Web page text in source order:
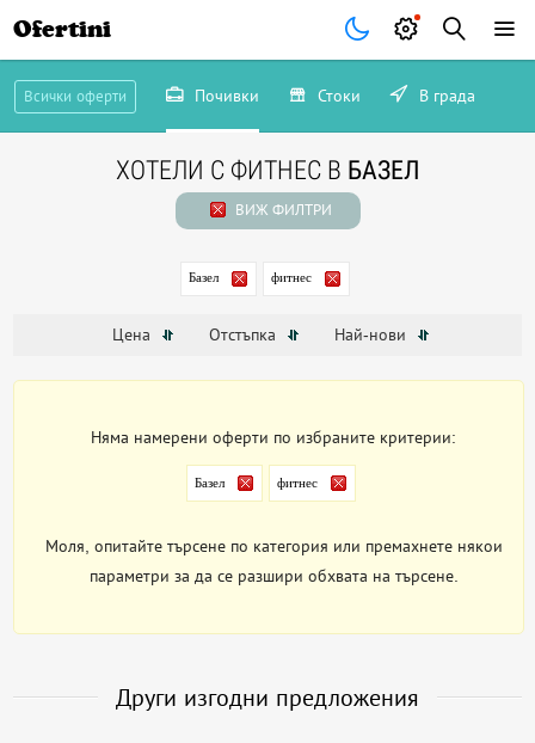
Ofertini
Всички оферти Почивки Стоки В града
ХОТЕЛИ С ФИТНЕС В БАЗЕЛ
ВИЖ ФИЛТРИ
Базел фитнес
Цена Отстъпка Най-нови
Няма намерени оферти по избраните критерии:
Базел фитнес
Моля, опитайте търсене по категория или премахнете някои
параметри за да се разшири обхвата на търсене.
Други изгодни предложения